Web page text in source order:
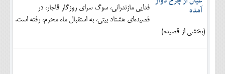
فدایی مازندرانی، سوگ سرای روزگار قاجار، در
قصیده‌ای هشتاد بیتی، به استقبال ماه محرم، رفته است.
(بخشی از قصیده)